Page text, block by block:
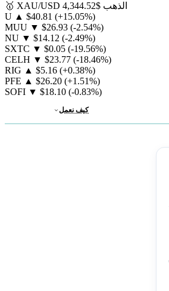
🥇 XAU/USD الذهب $4,344.52
U ▲ $40.81 (+15.05%)
MUU ▼ $26.93 (-2.54%)
NU ▼ $14.12 (-2.49%)
SXTC ▼ $0.05 (-19.56%)
CELH ▼ $23.77 (-18.46%)
RIG ▲ $5.16 (+0.38%)
PFE ▲ $26.20 (+1.51%)
SOFI ▼ $18.10 (-0.83%)
كيف نعمل